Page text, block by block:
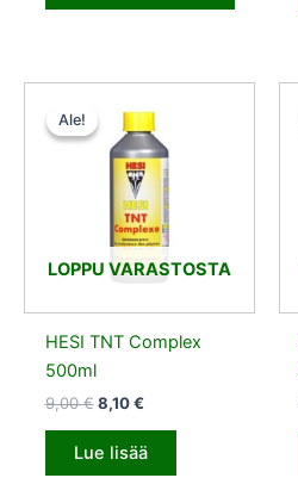
Ale!
LOPPU VARASTOSTA
Ale!
HESI TNT Complex
500ml
9,00€
hinta
oli:
9,00 €.
8,10€
hinta
on:
8,10 €.
Lue lisää